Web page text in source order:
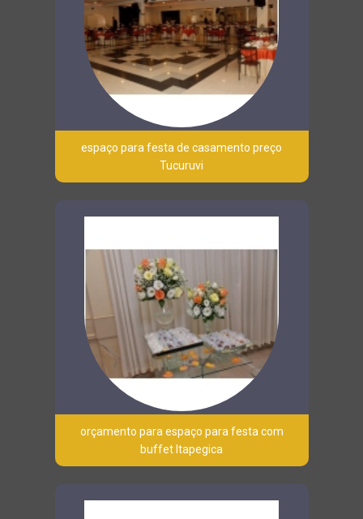
espaço para festa de casamento preço
Tucuruvi
orçamento para espaço para festa com
buffet Itapegica